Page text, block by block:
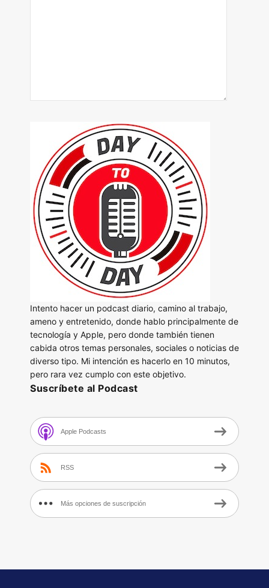
Intento hacer un podcast diario, camino al trabajo,
ameno y entretenido, donde hablo principalmente de
tecnología y Apple, pero donde también tienen
cabida otros temas personales, sociales o noticias de
diverso tipo. Mi intención es hacerlo en 10 minutos,
pero rara vez cumplo con este objetivo.
Suscríbete al Podcast
Apple Podcasts
RSS
Más opciones de suscripción